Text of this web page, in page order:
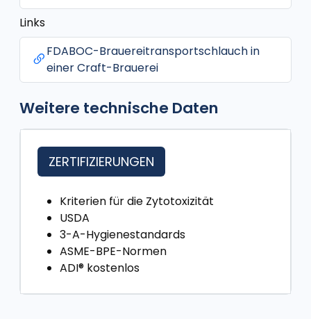
Links
FDABOC-Brauereitransportschlauch in
einer Craft-Brauerei
Weitere technische Daten
ZERTIFIZIERUNGEN
Kriterien für die Zytotoxizität
USDA
3-A-Hygienestandards
ASME-BPE-Normen
ADI® kostenlos